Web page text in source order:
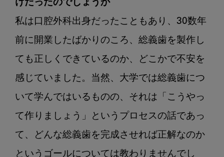
けだったのでしょうか
私は口腔外科出身だったこともあり、30数年
前に開業したばかりのころ、総義歯を製作し
ても正しくできているのか、どこかで不安を
感じていました。当然、大学では総義歯につ
いて学んではいるものの、それは「こうやっ
て作りましょう」というプロセスの話であっ
て、どんな総義歯を完成させれば正解なのか
というゴールについては教わりませんでし